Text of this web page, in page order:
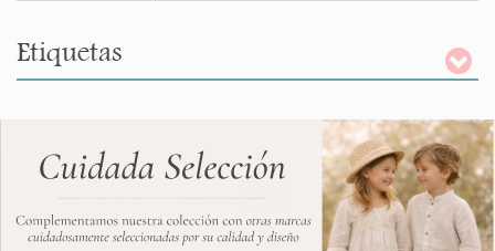
Etiquetas